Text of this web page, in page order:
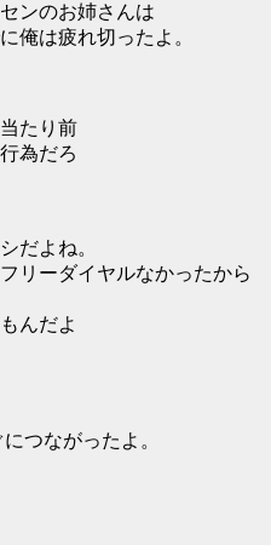
ンのお姉さんは
俺は疲れ切ったよ。
たり前
為だろ
だよね。
リーダイヤルなかったから
んだよ
つながったよ。